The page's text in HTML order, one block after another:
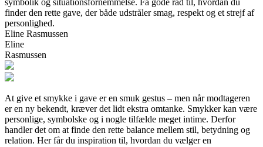
finder den rette gave, der både udstråler smag, respekt og et strejf af
personlighed.
Eline Rasmussen
Eline
Rasmussen
At give et smykke i gave er en smuk gestus – men når modtageren
er en ny bekendt, kræver det lidt ekstra omtanke. Smykker kan være
personlige, symbolske og i nogle tilfælde meget intime. Derfor
handler det om at finde den rette balance mellem stil, betydning og
relation. Her får du inspiration til, hvordan du vælger en